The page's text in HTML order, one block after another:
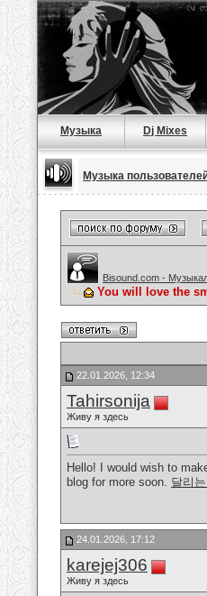
Музыка Dj Mixes
Музыка
Bisound.com -
You will love the
22.01.2026, 12:34
Tahirsonija
Живу я здесь
Hello! I would wish to
blog for more soon. 달리
24.01.2026, 17:12
karejej306
Живу я здесь